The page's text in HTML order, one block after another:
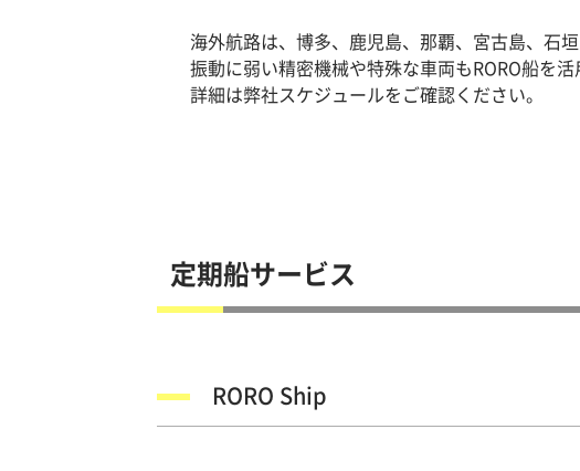
海外航路は、博多、鹿児島、那覇、宮古島、石
振動に弱い精密機械や特殊な車両もRORO船を
詳細は弊社スケジュールをご確認ください。
定期船サービス
RORO Ship